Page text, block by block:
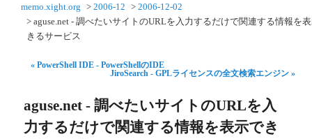
memo.xight.org 2006-12
2006-12-02
aguse.net - 調べたいサイトのURLを入力するだけで関連する情報を
きるサービス
« PowerShell IDE - PowerShellのIDE
JiroSearch - GPLライセンスの全文検索エンジン »
aguse.net - 調べたいサイトのURLを入
力するだけで関連する情報を表示でき